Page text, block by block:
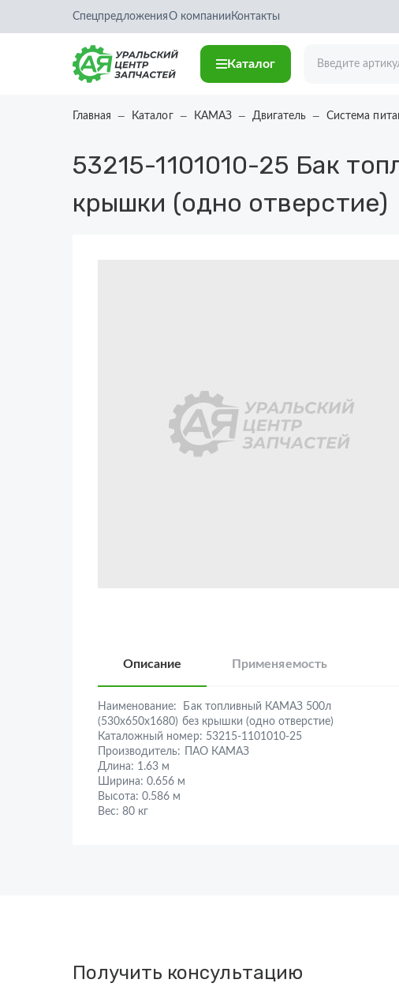
СпецпредложенияО компании Контакты
Каталог
Главная Каталог КАМАЗ Двигатель Система
53215-1101010-25 Бак
крышки (одно отверстие)
Описание Применяемость
Наименование:
Бак топливный КАМАЗ 500л
(530х650х1680) без крышки (одно отверстие)
Каталожный номер: 53215-1101010-25
Производитель:
ПАО КАМАЗ
Длина: 1.63 м
Ширина: 0.656 м
Высота: 0.586 м
Вес: 80 кг
Получить консультацию